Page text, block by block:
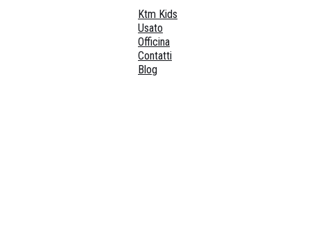
Ktm Kids
Usato
Officina
Contatti
Blog